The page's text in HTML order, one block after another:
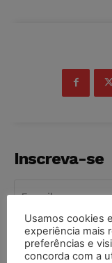
Inscreva-se
Usamos cookies
experiência mais
preferências e
concorda com a